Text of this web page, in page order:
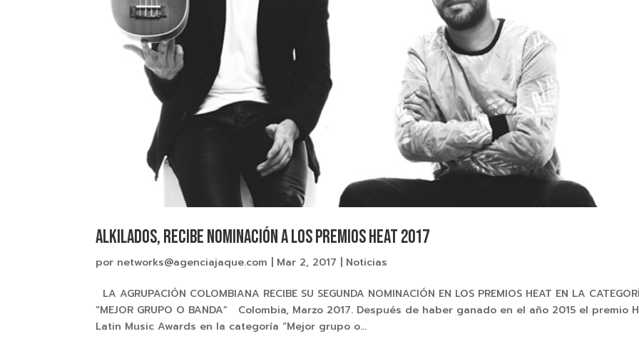
Alkilados, recibe nominación a los PREMIOS HEAT 2017
por networks@agenciajaque.com Mar 2, 2017 Noticias
LA AGRUPACIÓN COLOMBIANA RECIBE SU SEGUNDA NOMINACIÓN EN LOS PREMIOS HEAT EN LA
“MEJOR GRUPO O BANDA” Colombia, Marzo 2017. Después de haber ganado en el año 2015 el premio
Latin Music Awards en la categoría “Mejor grupo o...